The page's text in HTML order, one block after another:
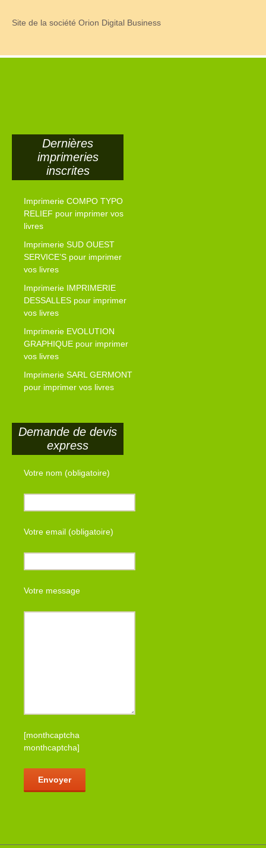
Site de la société Orion Digital Business
Dernières
imprimeries
inscrites
Imprimerie COMPO TYPO
RELIEF pour imprimer vos
livres
Imprimerie SUD OUEST
SERVICE’S pour imprimer
vos livres
Imprimerie IMPRIMERIE
DESSALLES pour imprimer
vos livres
Imprimerie EVOLUTION
GRAPHIQUE pour imprimer
vos livres
Imprimerie SARL GERMONT
pour imprimer vos livres
Demande de devis
express
Votre nom (obligatoire)
Votre email (obligatoire)
Votre message
[monthcaptcha
monthcaptcha]